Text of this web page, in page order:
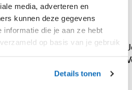
media, adverteren en
kunnen deze gegevens
informatie die je aan ze hebt
op basis van je gebruik
Details tonen